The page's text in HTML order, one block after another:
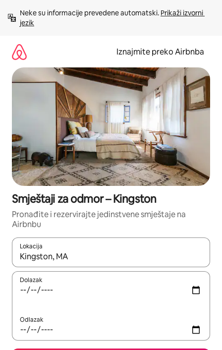
sadržaj
Neke su informacije prevedene automatski. Prikaži izvorni
jezik
Iznajmite preko Airbnba
Smještaji za odmor – Kingston
Pronađite i rezervirajte jedinstvene smještaje na
Airbnbu
Lokacija
Kada budu dostupni rezultati, moći ćete ih pregledati
Dolazak
Odlazak